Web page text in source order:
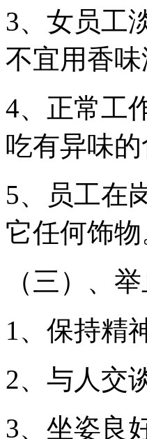
3、女员工
不宜用香味
4、正常工
吃有异味的
5、员工在
它任何饰物
（三）、 举
1、保持精
2、与人交
3、坐姿良